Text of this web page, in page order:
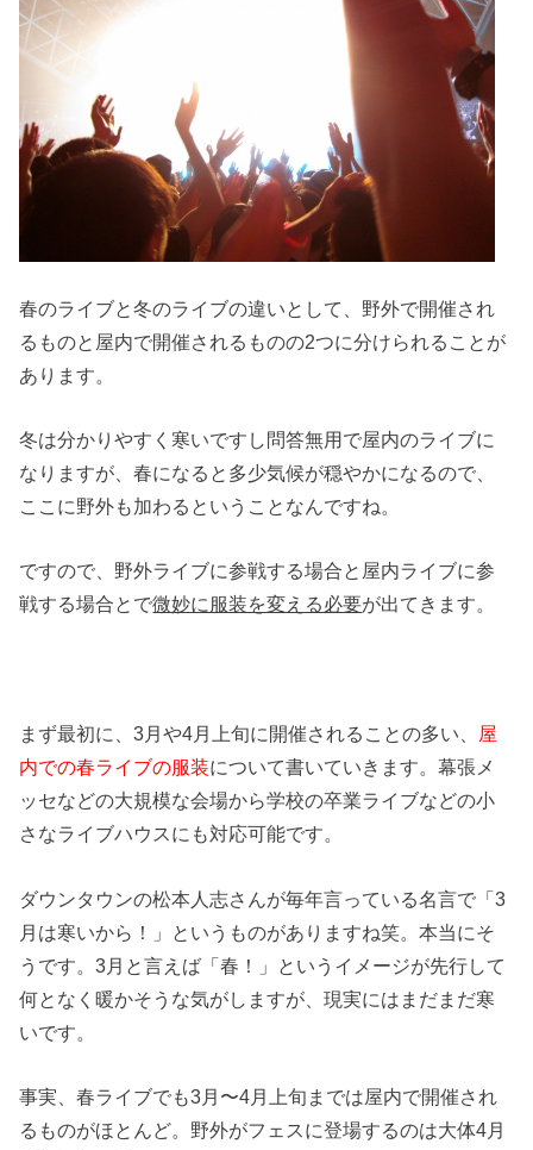
春のライブと冬のライブの違いとして、野外で開催され
るものと屋内で開催されるものの2つに分けられることが
あります。
冬は分かりやすく寒いですし問答無用で屋内のライブに
なりますが、春になると多少気候が穏やかになるので、
ここに野外も加わるということなんですね。
ですので、野外ライブに参戦する場合と屋内ライブに参
戦する場合とで微妙に服装を変える必要が出てきます。
まず最初に、3月や4月上旬に開催されることの多い、 屋
内での春ライブの服装について書いていきます。幕張メ
ッセなどの大規模な会場から学校の卒業ライブなどの小
さなライブハウスにも対応可能です。
ダウンタウンの松本人志さんが毎年言っている名言で「3
月は寒いから！」というものがありますね笑。本当にそ
うです。3月と言えば「春！」というイメージが先行して
何となく暖かそうな気がしますが、現実にはまだまだ寒
いです。
事実、春ライブでも3月〜4月上旬までは屋内で開催され
るものがほとんど。野外がフェスに登場するのは大体4月